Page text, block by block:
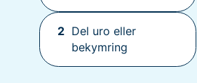
2 Del uro eller
bekymring